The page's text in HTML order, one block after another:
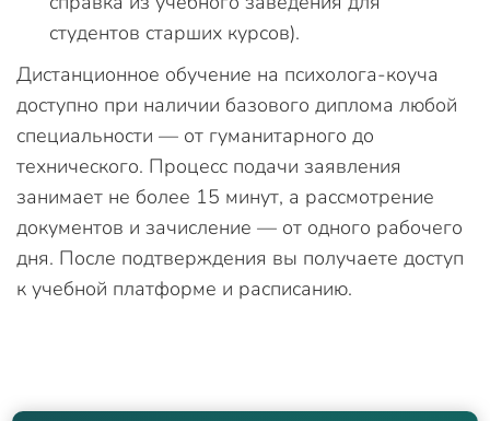
студентов старших курсов).
Дистанционное обучение на психолога-коуча
доступно при наличии базового диплома любой
специальности — от гуманитарного до
технического. Процесс подачи заявления
занимает не более 15 минут, а рассмотрение
документов и зачисление — от одного рабочего
дня. После подтверждения вы получаете доступ
к учебной платформе и расписанию.